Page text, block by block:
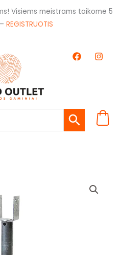
Visiems meistrams taikome 5
REGISTRUOTIS
F
a
k
I
n
a
m